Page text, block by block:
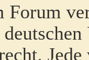
Forum